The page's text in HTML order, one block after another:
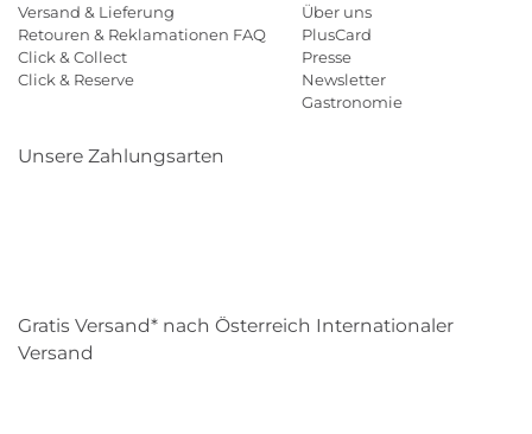
Versand & Lieferung
Retouren & Reklamationen FAQ
Click & Collect
Click & Reserve
Über uns
PlusCard
Presse
Newsletter
Gastronomie
Unsere Zahlungsarten
Gratis Versand* nach Österreich Internationaler
Versand